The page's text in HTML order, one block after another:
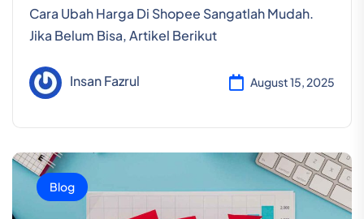
Cara Ubah Harga Di Shopee Sangatlah Mudah.
Jika Belum Bisa, Artikel Berikut
Insan Fazrul August 15, 2025
Blog